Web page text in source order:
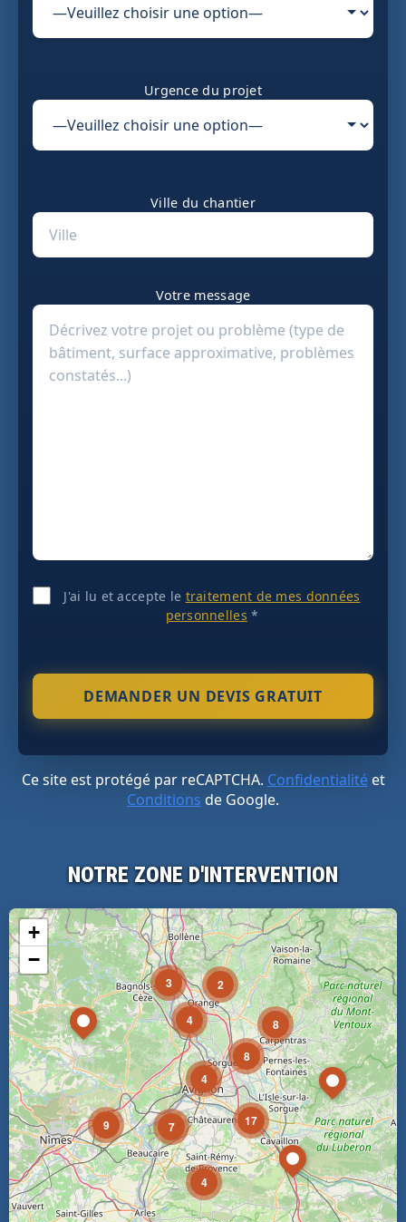
Urgence du projet
Ville du chantier
Votre message
J'ai lu et accepte le traitement de mes données
personnelles *
Ce site est protégé par reCAPTCHA. Confidentialitéet
Conditions de Google.
NOTRE ZONE D'INTERVENTION
3
4
9 7
2
4
4
17
8
8
+
−